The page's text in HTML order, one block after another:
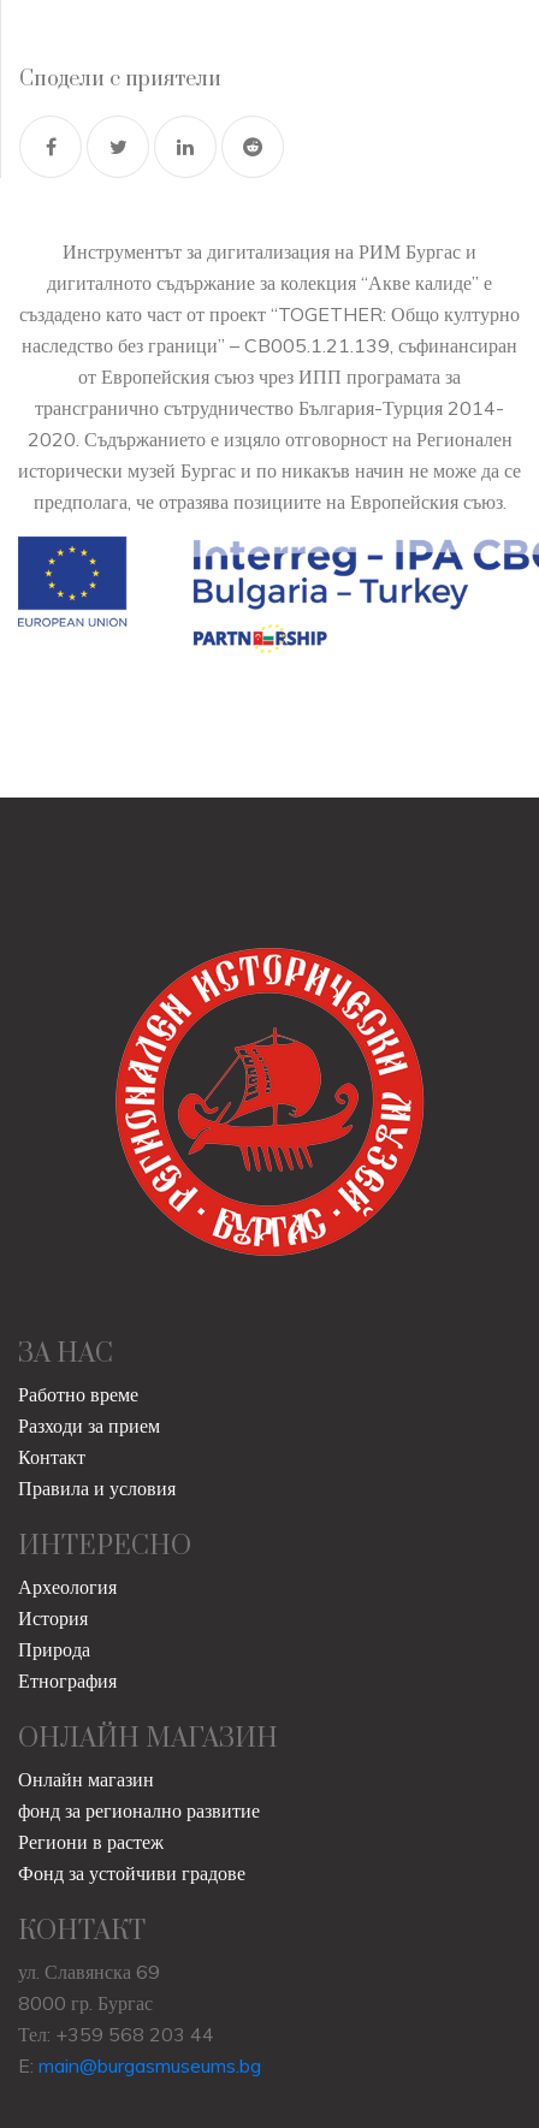
Сподели с приятели
Инструментът за дигитализация на РИМ Бургас и
дигиталното съдържание за колекция “Акве калиде” е
създадено като част от проект “TOGETHER: Общо културно
наследство без граници” – CB005.1.21.139, съфинансиран
от Европейския съюз чрез ИПП програмата за
трансгранично сътрудничество България-Турция 2014-
2020. Съдържанието е изцяло отговорност на Регионален
исторически музей Бургас и по никакъв начин не може да се
предполага, че отразява позициите на Европейския съюз.
ЗА НАС
Работно време
Разходи за прием
Контакт
Правила и условия
ИНТЕРЕСНО
Археология
История
Природа
Етнография
ОНЛАЙН МАГАЗИН
Онлайн магазин
фонд за регионално развитие
Региони в растеж
Фонд за устойчиви градове
КОНТАКТ
ул. Славянска 69
8000 гр. Бургас
Тел: +359 568 203 44
E: main@burgasmuseums.bg